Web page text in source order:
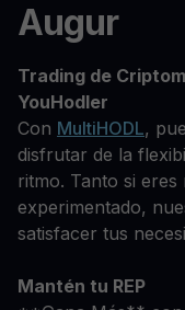
Augur
Trading de
YouHodler
Con MultiHODL,
disfrutar de la
ritmo. Tanto si
experimentado,
satisfacer tus
Mantén tu REP